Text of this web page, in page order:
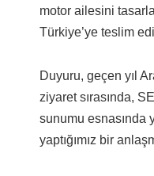
motor ailesini
Türkiye’ye teslim
Duyuru, geçen yıl
ziyaret sırasında,
sunumu esnasında
yaptığımız bir